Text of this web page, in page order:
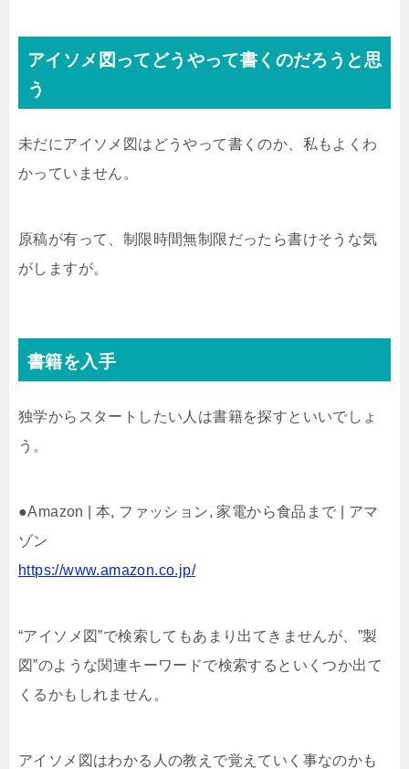
アイソメ図ってどうやって書くのだろうと思
う
未だにアイソメ図はどうやって書くのか、私もよくわ
かっていません。
原稿が有って、制限時間無制限だったら書けそうな気
がしますが。
書籍を入手
独学からスタートしたい人は書籍を探すといいでしょ
う。
●Amazon | 本, ファッション, 家電から食品まで | アマ
ゾン
https://www.amazon.co.jp/
“アイソメ図”で検索してもあまり出てきませんが、”製
図”のような関連キーワードで検索するといくつか出て
くるかもしれません。
アイソメ図はわかる人の教えで覚えていく事なのかも